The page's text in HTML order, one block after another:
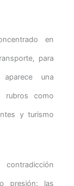
en
para
una
rubros como
y turismo
presión: las